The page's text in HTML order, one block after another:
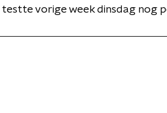
testte vorige week dinsdag nog